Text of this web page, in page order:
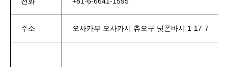
주소 오사카부 오사카시 츄오구 닛폰바시 1-17-7